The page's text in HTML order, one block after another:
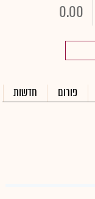
0.00
פורום חדשות